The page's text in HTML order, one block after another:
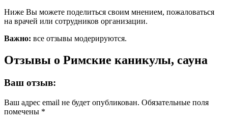
Ниже Вы можете поделиться своим мнением, пожаловаться
на врачей или сотрудников организации.
Важно: все отзывы модерируются.
Отзывы о Римские каникулы, сауна
Ваш отзыв:
Ваш адрес email не будет опубликован. Обязательные поля
помечены *